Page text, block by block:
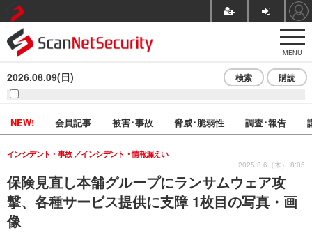
MENU
2026.08.09(日) 検索 購読
NEW! 会員記事 被害･事故 脅威･脆弱性 調査･報告
保険見直し本舗グループにランサムウェア攻
撃、各種サービス提供に支障 1枚目の写真・画
像
インシデント・事故 インシデント・情報漏えい
2025.3.6（木） 8:05